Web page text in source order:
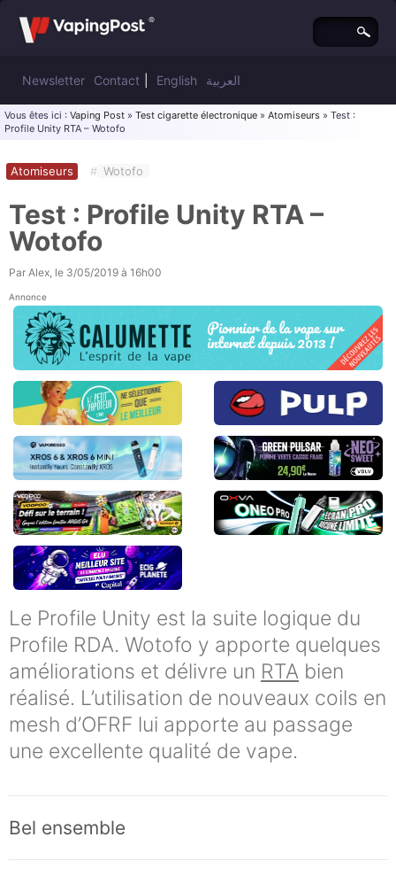
Newsletter Contact English العربية
Vous êtes ici : Vaping Post » Test cigarette électronique » Atomiseurs » Test :
Profile Unity RTA – Wotofo
Atomiseurs # Wotofo
Test : Profile Unity RTA –
Wotofo
Par Alex, le 3/05/2019 à 16h00
Annonce
Le Profile Unity est la suite logique du
Profile RDA. Wotofo y apporte quelques
améliorations et délivre un RTA bien
réalisé. L’utilisation de nouveaux coils en
mesh d’OFRF lui apporte au passage
une excellente qualité de vape.
Bel ensemble